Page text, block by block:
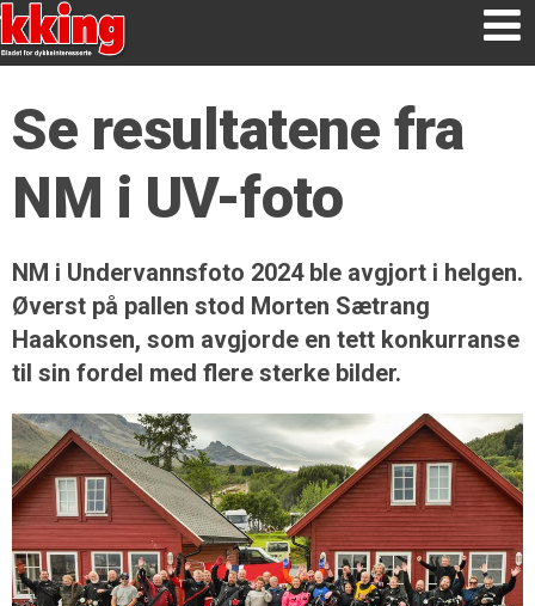
Se resultatene fra
NM i UV-foto
NM i Undervannsfoto 2024 ble avgjort i helgen.
Øverst på pallen stod Morten Sætrang
Haakonsen, som avgjorde en tett konkurranse
til sin fordel med flere sterke bilder.